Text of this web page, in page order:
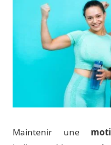
Maintenir une